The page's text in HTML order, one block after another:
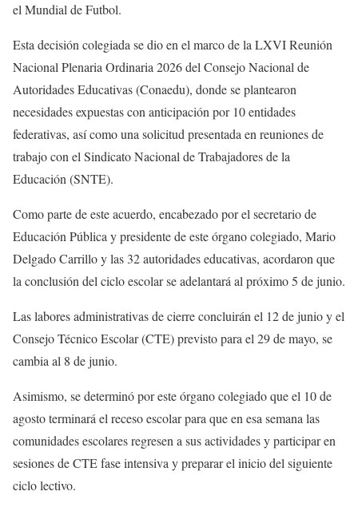
el Mundial de Futbol.
Esta decisión colegiada se dio en el marco de la LXVI Reunión
Nacional Plenaria Ordinaria 2026 del Consejo Nacional de
Autoridades Educativas (Conaedu), donde se plantearon
necesidades expuestas con anticipación por 10 entidades
federativas, así como una solicitud presentada en reuniones de
trabajo con el Sindicato Nacional de Trabajadores de la
Educación (SNTE).
Como parte de este acuerdo, encabezado por el secretario de
Educación Pública y presidente de este órgano colegiado, Mario
Delgado Carrillo y las 32 autoridades educativas, acordaron que
la conclusión del ciclo escolar se adelantará al próximo 5 de junio.
Las labores administrativas de cierre concluirán el 12 de junio y el
Consejo Técnico Escolar (CTE) previsto para el 29 de mayo, se
cambia al 8 de junio.
Asimismo, se determinó por este órgano colegiado que el 10 de
agosto terminará el receso escolar para que en esa semana las
comunidades escolares regresen a sus actividades y participar en
sesiones de CTE fase intensiva y preparar el inicio del siguiente
ciclo lectivo.